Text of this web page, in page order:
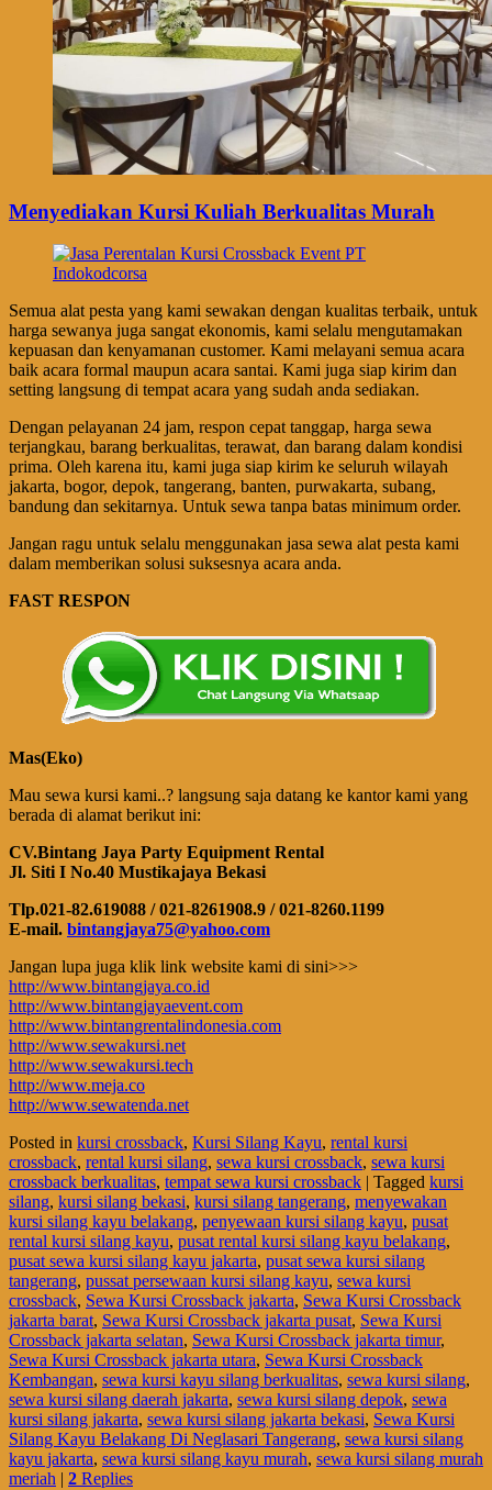
Menyediakan Kursi Kuliah Berkualitas Murah
Semua alat pesta yang kami sewakan dengan kualitas terbaik, untuk
harga sewanya juga sangat ekonomis, kami selalu mengutamakan
kepuasan dan kenyamanan customer. Kami melayani semua acara
baik acara formal maupun acara santai. Kami juga siap kirim dan
setting langsung di tempat acara yang sudah anda sediakan.
Dengan pelayanan 24 jam, respon cepat tanggap, harga sewa
terjangkau, barang berkualitas, terawat, dan barang dalam kondisi
prima. Oleh karena itu, kami juga siap kirim ke seluruh wilayah
jakarta, bogor, depok, tangerang, banten, purwakarta, subang,
bandung dan sekitarnya. Untuk sewa tanpa batas minimum order.
Jangan ragu untuk selalu menggunakan jasa sewa alat pesta kami
dalam memberikan solusi suksesnya acara anda.
FAST RESPON
Mas(Eko)
Mau sewa kursi kami..? langsung saja datang ke kantor kami yang
berada di alamat berikut ini:
CV.Bintang Jaya Party Equipment Rental
Jl. Siti I No.40 Mustikajaya Bekasi
Tlp.021-82.619088 / 021-8261908.9 / 021-8260.1199
E-mail. bintangjaya75@yahoo.com
Jangan lupa juga klik link website kami di sini>>>
http://www.bintangjaya.co.id
http://www.bintangjayaevent.com
http://www.bintangrentalindonesia.com
http://www.sewakursi.net
http://www.sewakursi.tech
http://www.meja.co
http://www.sewatenda.net
Posted in kursi crossback, Kursi Silang Kayu, rental kursi
crossback, rental kursi silang, sewa kursi crossback, sewa kursi
crossback berkualitas, tempat sewa kursi crossback | Tagged kursi
silang, kursi silang bekasi, kursi silang tangerang, menyewakan
kursi silang kayu belakang, penyewaan kursi silang kayu, pusat
rental kursi silang kayu, pusat rental kursi silang kayu belakang,
pusat sewa kursi silang kayu jakarta, pusat sewa kursi silang
tangerang, pussat persewaan kursi silang kayu, sewa kursi
crossback, Sewa Kursi Crossback jakarta, Sewa Kursi Crossback
jakarta barat, Sewa Kursi Crossback jakarta pusat, Sewa Kursi
Crossback jakarta selatan, Sewa Kursi Crossback jakarta timur,
Sewa Kursi Crossback jakarta utara, Sewa Kursi Crossback
Kembangan, sewa kursi kayu silang berkualitas, sewa kursi silang,
sewa kursi silang daerah jakarta, sewa kursi silang depok, sewa
kursi silang jakarta, sewa kursi silang jakarta bekasi, Sewa Kursi
Silang Kayu Belakang Di Neglasari Tangerang, sewa kursi silang
kayu jakarta, sewa kursi silang kayu murah, sewa kursi silang murah
meriah | 2 Replies